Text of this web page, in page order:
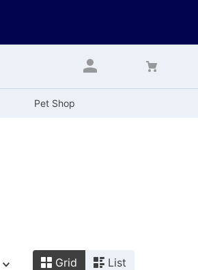
Pet Shop
Grid List